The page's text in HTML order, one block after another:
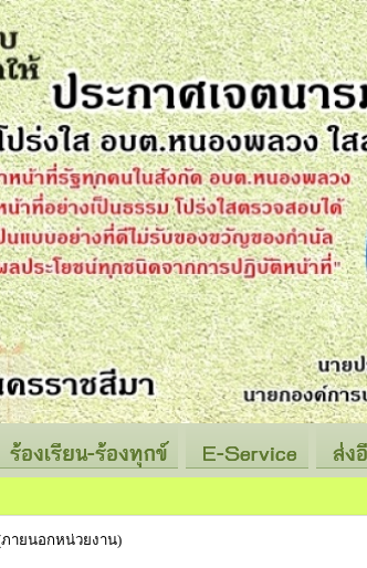
ร้องเรียน-ร้องทุกข์ E-Service ส่ง
ายนอกหน่วยงาน)